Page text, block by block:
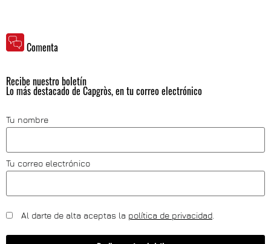
Comenta
Recibe nuestro boletín
Lo más destacado de Capgròs, en tu correo electrónico
Tu nombre
Tu correo electrónico
Al darte de alta aceptas la política de privacidad